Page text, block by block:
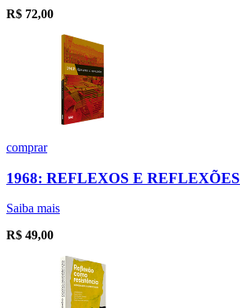
R$ 72,00
comprar
1968: REFLEXOS E REFLEXÕES
Saiba mais
R$ 49,00